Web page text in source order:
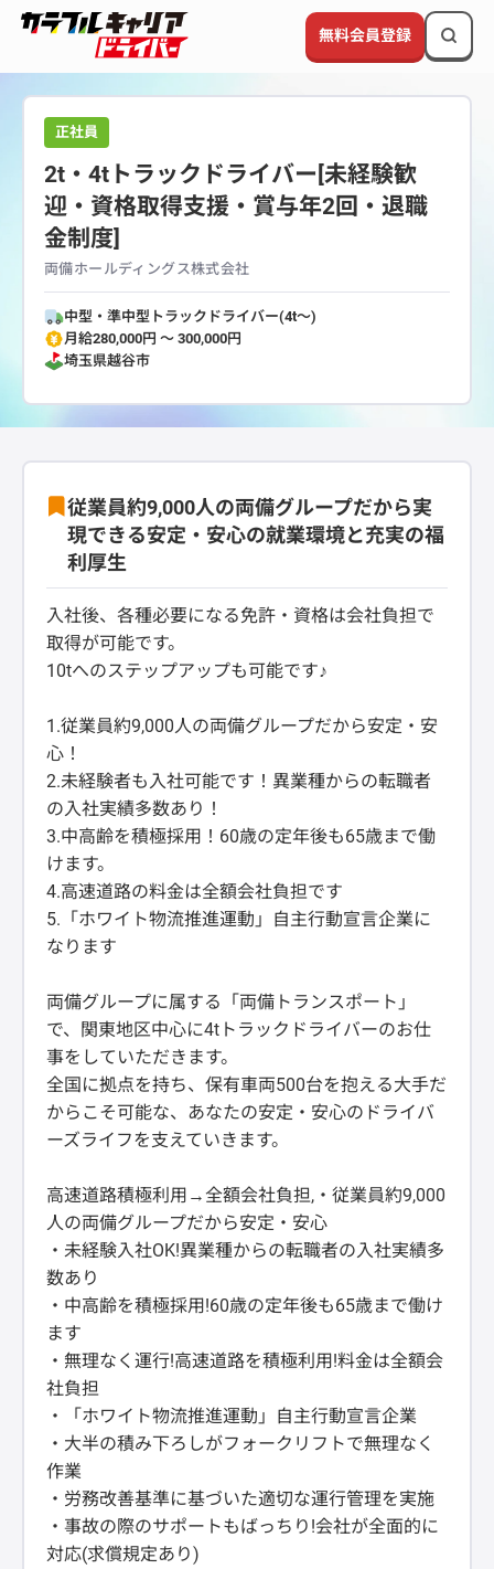
無料会員登録
正社員
2t・4tトラックドライバー[未経験歓
迎・資格取得支援・賞与年2回・退職
金制度]
両備ホールディングス株式会社
中型・準中型トラックドライバー(4t～)
月給280,000円 〜 300,000円
埼玉県越谷市
従業員約9,000人の両備グループだから実
現できる安定・安心の就業環境と充実の福
利厚生
入社後、各種必要になる免許・資格は会社負担で
取得が可能です。
10tへのステップアップも可能です♪
1.従業員約9,000人の両備グループだから安定・安
心！
2.未経験者も入社可能です！異業種からの転職者
の入社実績多数あり！
3.中高齢を積極採用！60歳の定年後も65歳まで働
けます。
4.高速道路の料金は全額会社負担です
5.「ホワイト物流推進運動」自主行動宣言企業に
なります
両備グループに属する「両備トランスポート」
で、関東地区中心に4tトラックドライバーのお仕
事をしていただきます。
全国に拠点を持ち、保有車両500台を抱える大手だ
からこそ可能な、あなたの安定・安心のドライバ
ーズライフを支えていきます。
高速道路積極利用→全額会社負担,・従業員約9,000
人の両備グループだから安定・安心
・未経験入社OK!異業種からの転職者の入社実績多
数あり
・中高齢を積極採用!60歳の定年後も65歳まで働け
ます
・無理なく運行!高速道路を積極利用!料金は全額会
社負担
・「ホワイト物流推進運動」自主行動宣言企業
・大半の積み下ろしがフォークリフトで無理なく
作業
・労務改善基準に基づいた適切な運行管理を実施
・事故の際のサポートもばっちり!会社が全面的に
対応(求償規定あり)